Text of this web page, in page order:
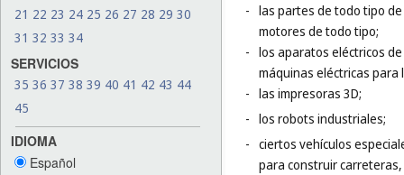
21 22 23 24 25 26 27 28 29 30
31 32 33 34
SERVICIOS
35 36 37 38 39 40 41 42 43 44
45
IDIOMA
Español
- las partes de todo tipo
motores de todo tipo;
- los aparatos eléctricos
máquinas eléctricas
- las impresoras 3D;
- los robots industriales;
- ciertos vehículos
para construir